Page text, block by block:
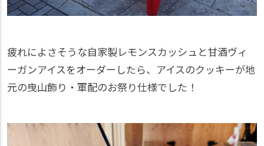
疲れによさそうな自家製レモンスカッシュと甘酒ヴィ
ーガンアイスをオーダーしたら、アイスのクッキーが地
元の曳山飾り・軍配のお祭り仕様でした！